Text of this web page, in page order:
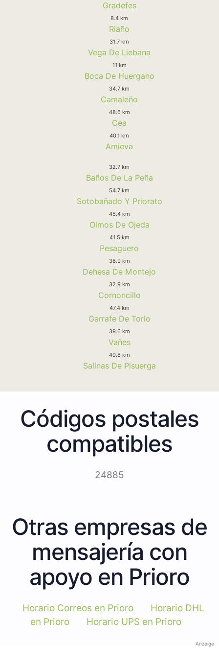
Gradefes
8.4 km
Riaño
31.7 km
Vega De Liebana
11 km
Boca De Huergano
34.7 km
Camaleño
48.6 km
Cea
40.1 km
Amieva
32.7 km
Baños De La Peña
54.7 km
Sotobañado Y Priorato
45.4 km
Olmos De Ojeda
41.5 km
Pesaguero
38.9 km
Dehesa De Montejo
32.9 km
Cornoncillo
47.4 km
Garrafe De Torio
39.6 km
Vañes
49.8 km
Salinas De Pisuerga
Códigos postales
compatibles
24885
Otras empresas de
mensajería con
apoyo en Prioro
Horario Correos en Prioro
Horario DHL
en Prioro
Horario UPS en Prioro
Anzeige